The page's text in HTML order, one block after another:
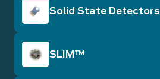
Solid State Detectors
SLIM™